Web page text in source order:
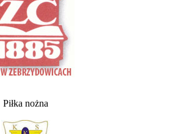
Piłka nożna